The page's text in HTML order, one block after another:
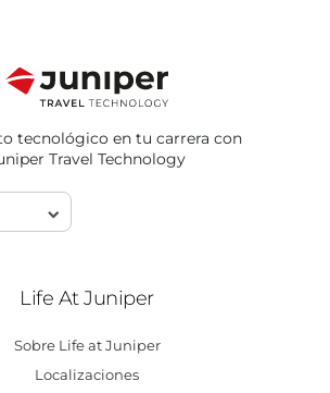
tecnológico en tu carrera con
Travel Technology
Life At Juniper
Sobre Life at Juniper
Localizaciones